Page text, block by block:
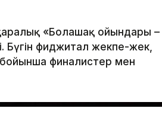
«Болашақ ойындары –
Бүгін фиджитал жекпе-жек,
финалистер мен